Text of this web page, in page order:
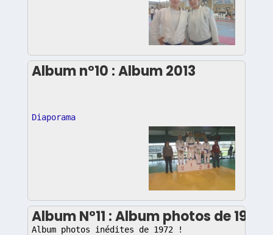
Album n°10 : Album 2013
Diaporama
Album N°11 : Album photos de 1972 !
Album photos inédites de 1972 !